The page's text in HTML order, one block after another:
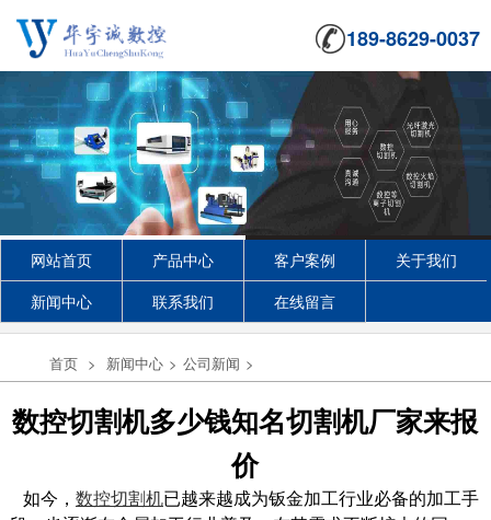
189-8629-0037
网站首页 产品中心 客户案例
关于我们
新闻中心
联系我们 在线留言
首页 > 新闻中心 > 公司新闻 >
数控切割机多少钱知名切割机厂家来报
价
如今， 数控切割机已越来越成为钣金加工行业必备的加工手